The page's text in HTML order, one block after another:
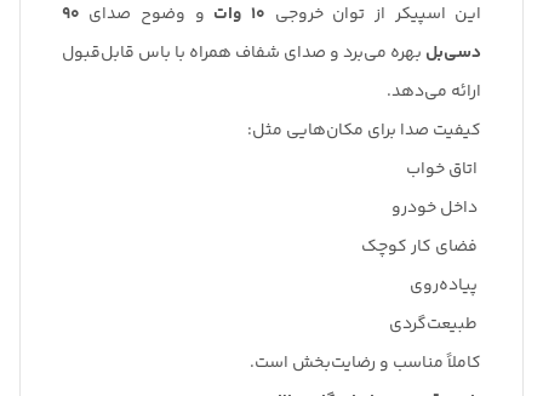
این اسپیکر از توان خروجی 10 وات و وضوح صدای 90
دسی‌بل بهره می‌برد و صدای شفاف همراه با باس قابل‌قبول
ارائه می‌دهد.
کیفیت صدا برای مکان‌هایی مثل:
اتاق خواب
داخل خودرو
فضای کار کوچک
پیاده‌روی
طبیعت‌گردی
کاملاً مناسب و رضایت‌بخش است.